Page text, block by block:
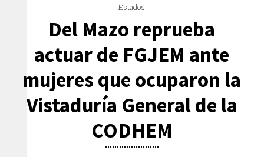
Estados
Del Mazo reprueba
actuar de FGJEM ante
mujeres que ocuparon la
Vistaduría General de la
CODHEM